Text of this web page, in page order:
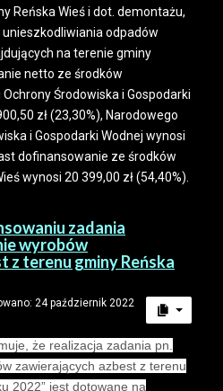
Reńska Wieś i dot. demontażu,
odpadów
na terenie gminy
netto ze środków
Środowiska i Gospodarki
zł (23,30%), Narodowego
i Gospodarki Wodnej wynosi
dofinansowanie ze środków
wynosi 20 399,00 zł (54,40%).
zadania
wyrobów
z terenu gminy Reńska
24 październik 2022
że realizacja zadania pn.
zawierających azbest z terenu
2022” jest dotowane na